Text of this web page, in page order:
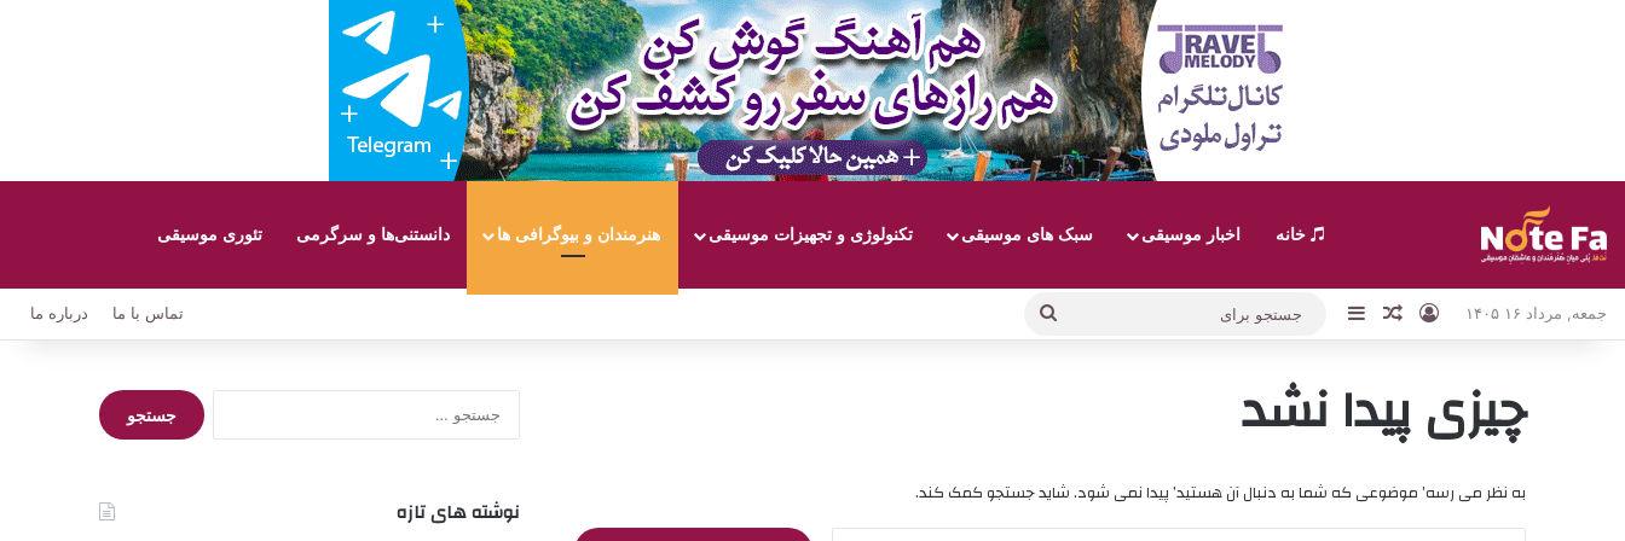
خانه اخبار موسیقی سبک های موسیقی تکنولوژی و تجهیزات موسیقی هنرمندان و بیوگرافی ها دانستنی‌ها و سرگرمی تئوری موسیقی
جمعه, مرداد ۱۶ ۱۴۰۵ ورودنوشته تصادفی
نوارکناری
جستجو
تماس با ما درباره ما
چیزی پیدا نشد
به نظر می رسه’ موضوعی که شما به دنبال آن هستید’ پیدا نمی شود. شاید جستجو کمک کند.
جستجو
برای:
نوشته های تازه